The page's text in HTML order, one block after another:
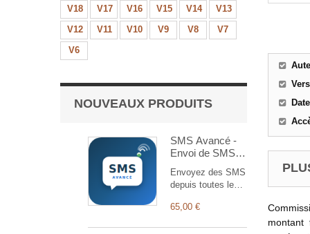
V18
V17 V16 V15 V14
V13
V12
V11 V10 V9 V8
V7
V6
NOUVEAUX PRODUITS
SMS Avancé -
Envoi de SMS
Envoyez des SMS
depuis toutes les
12 opérateurs
65,00 €